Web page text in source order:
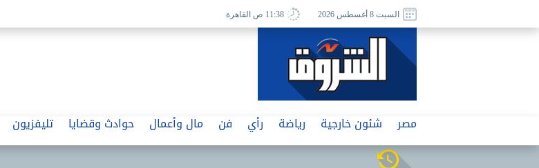
السبت 8 أغسطس 2026 11:38 ص القاهرة
مصر شئون خارجية رياضة رأي فن مال وأعمال حوادث وقضايا تليفزيون